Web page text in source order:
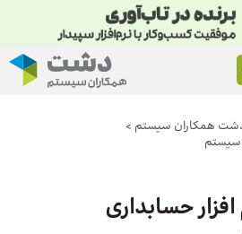
دشت همکاران سیستم >
سیستم
حسابداری